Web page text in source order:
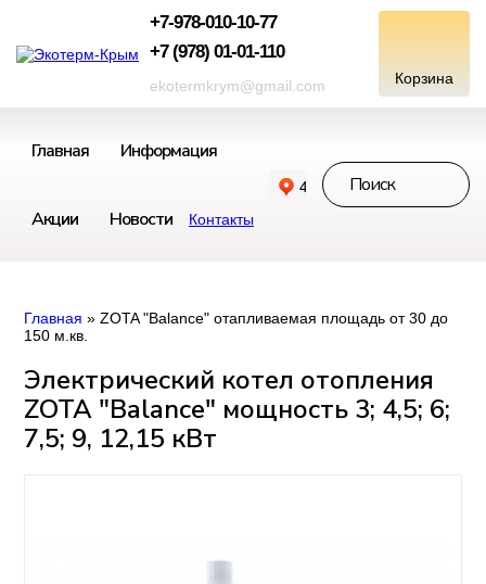
+7-978-010-10-77
+7 (978) 01-01-110
ekotermkrym@gmail.com
Главная Информация
Акции Новости Контакты
Главная » ZOTA "Balance" отапливаемая площадь от 30 до
150 м.кв.
Электрический котел отопления
ZOTA "Balance" мощность 3; 4,5; 6;
7,5; 9, 12,15 кВт